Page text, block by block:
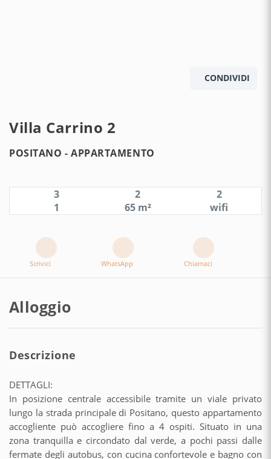
CONDIVIDI
Villa Carrino 2
POSITANO -APPARTAMENTO
3 2
2
1
65 m² wifi
Scrivici WhatsApp Chiamaci
Alloggio
Descrizione
DETTAGLI:
In posizione centrale accessibile tramite un viale privato
lungo la strada principale di Positano, questo appartamento
accogliente può accogliere fino a 4 ospiti. Situato in una
zona tranquilla e circondato dal verde, a pochi passi dalle
fermate degli autobus, con cucina confortevole e bagno con